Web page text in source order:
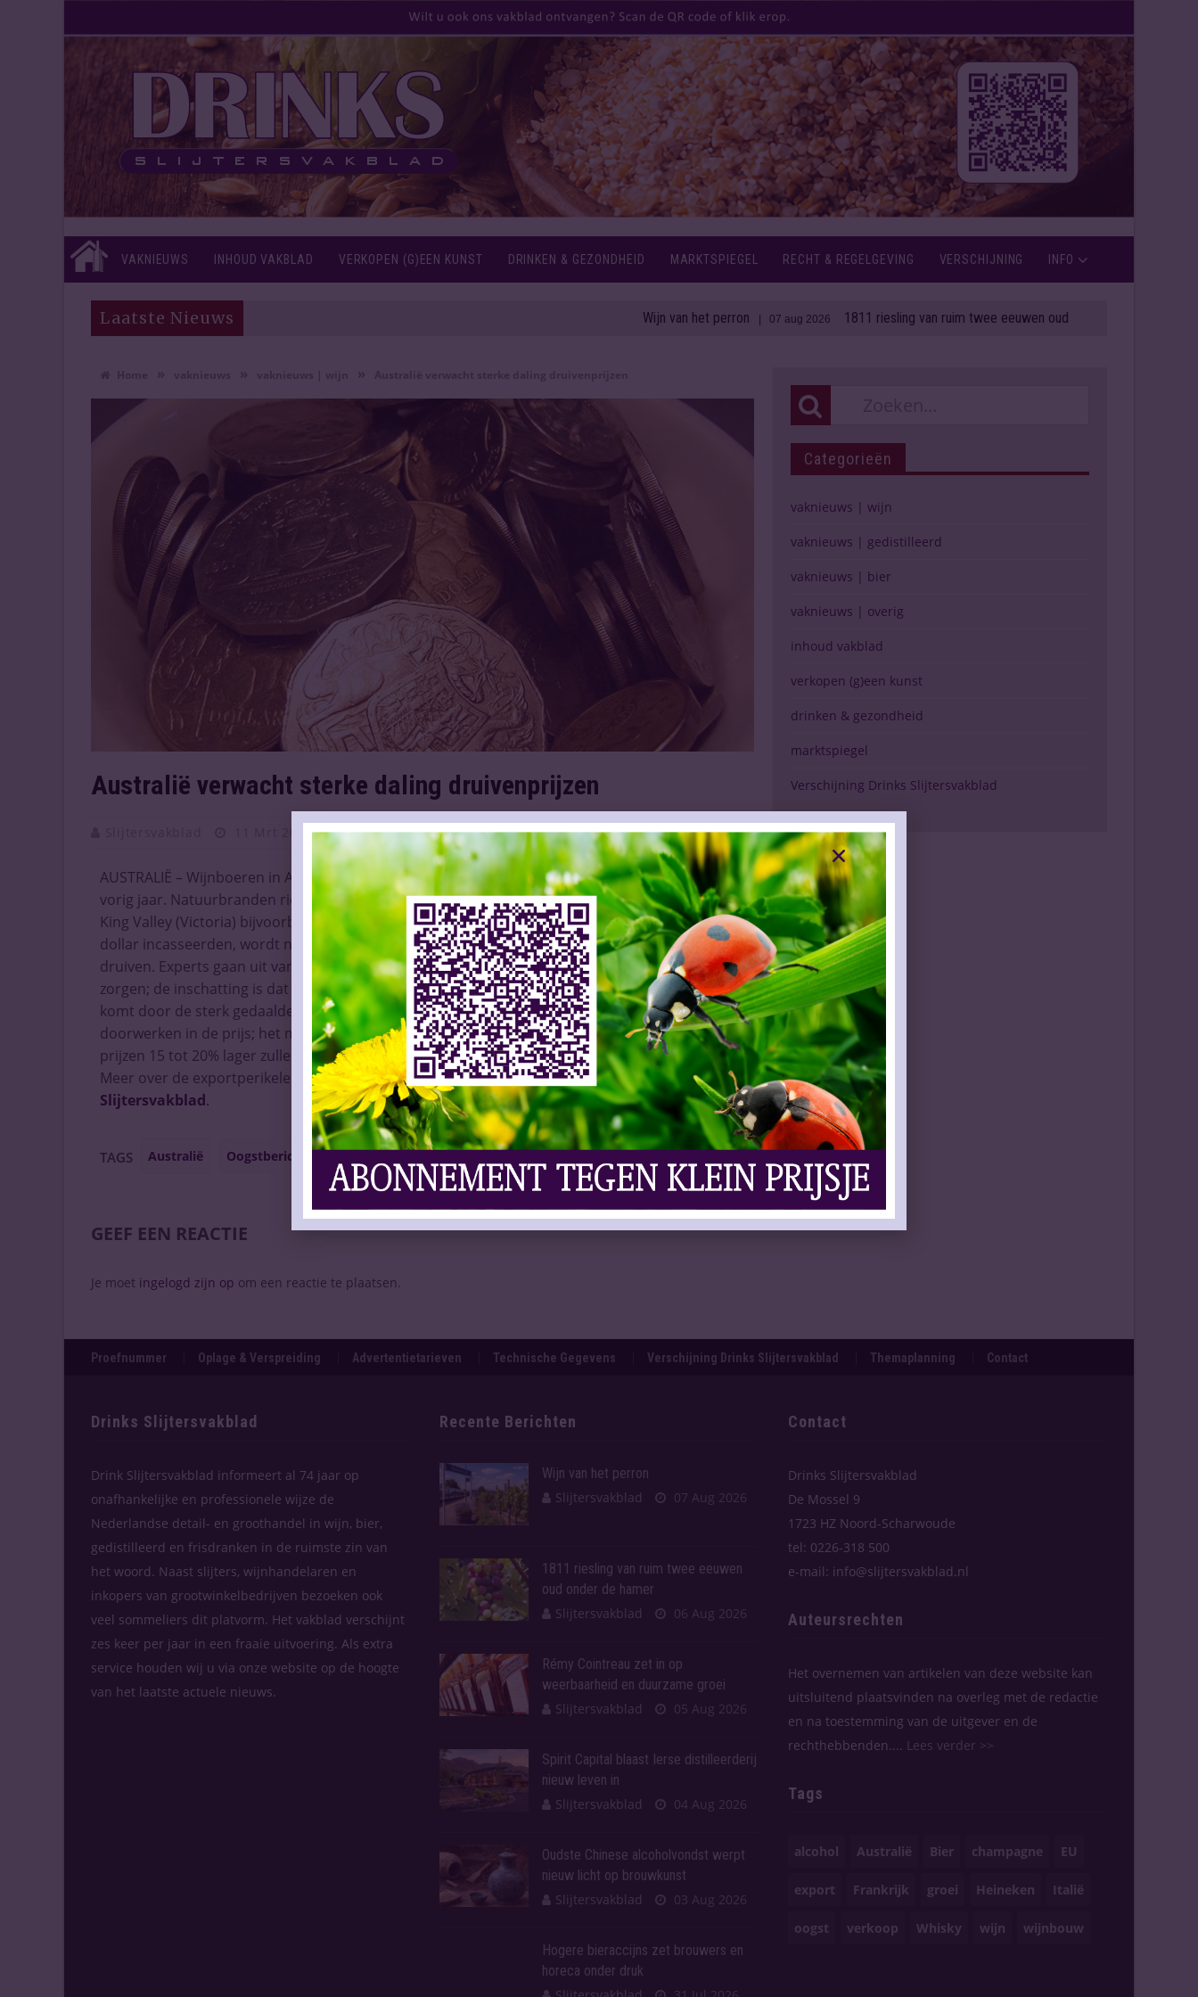
VAKNIEUWS INHOUD VAKBLAD VERKOPEN (G)EEN KUNST DRINKEN & GEZONDHEID MARKTSPIEGEL RECHT & REGELGEVING VERSCHIJNING INFO
Laatste Nieuws Wijn van het perron| 07 aug 2026 1811 riesling van ruim twee eeuwen oud onder de hamer
Australië verwacht sterke daling druivenprijzen
11 Mrt 2021 Vaknieuws | Wijn Laat Uw Reactie Achter
AUSTRALIË – Wijnboeren in Australië zijn het oogstseizoen een stuk positiever in gegaan dan
vorig jaar. Natuurbranden richtten toen veel schade aan, maar 2021 is het jaar van herstel. In
King Valley (Victoria) bijvoorbeeld, waar ze vorig jaar nog een omzetverlies van ruim 50 miljoen
dollar incasseerden, wordt nu gesproken over een mooie, frisse, schone oogst met gezonde
druiven. Experts gaan uit van een volumestijging van 3% ten opzichte van 2020. Toch zijn er ook
zorgen; de inschatting is dat de boeren minder centen voor hun druiven zullen vangen. Dat
komt door de sterk gedaalde wijnexport naar China. De diplomatieke ruzie zal nog lang
doorwerken in de prijs; het ministerie van Landbouw denkt dat de komende vier, vijf jaar de
prijzen 15 tot 20% lager zullen liggen dan in 2019/2020.
Meer over de exportperikelen Down Under in deeerstvolgende editie van Drinks
Slijtersvakblad.
TAGS Australië Oogstbericht prijsdaling ruzie China
GEEF EEN REACTIE
Je moet ingelogd zijn op om een reactie te plaatsen.
Categorieën
vaknieuws | wijn
vaknieuws | gedistilleerd
vaknieuws | bier
vaknieuws | overig
inhoud vakblad
verkopen (g)een kunst
drinken & gezondheid
marktspiegel
Verschijning Drinks Slijtersvakblad
Proefnummer Oplage & Verspreiding Advertentietarieven Technische Gegevens Verschijning Drinks Slijtersvakblad Themaplanning Contact
Drinks Slijtersvakblad
Drink Slijtersvakblad informeert al 74 jaar op
onafhankelijke en professionele wijze de
Nederlandse detail- en groothandel in wijn, bier,
gedistilleerd en frisdranken in de ruimste zin van
het woord. Naast slijters, wijnhandelaren en
inkopers van grootwinkelbedrijven bezoeken ook
veel sommeliers dit platvorm. Het vakblad verschijnt
zes keer per jaar in een fraaie uitvoering. Als extra
service houden wij u via onze website op de hoogte
van het laatste actuele nieuws.
Recente Berichten
Wijn van het perron
Slijtersvakblad
07 Aug 2026
1811 riesling van ruim twee eeuwen
oud onder de hamer
Slijtersvakblad
06 Aug 2026
Rémy Cointreau zet in op
weerbaarheid en duurzame groei
Slijtersvakblad
05 Aug 2026
Spirit Capital blaast Ierse distilleerderij
nieuw leven in
Slijtersvakblad
04 Aug 2026
Oudste Chinese alcoholvondst werpt
nieuw licht op brouwkunst
Slijtersvakblad
03 Aug 2026
Hogere bieraccijns zet brouwers en
horeca onder druk
Contact
Drinks Slijtersvakblad
De Mossel 9
1723 HZ Noord-Scharwoude
tel: 0226-318 500
e-mail: info@slijtersvakblad.nl
Auteursrechten
Het overnemen van artikelen van deze website kan
uitsluitend plaatsvinden na overleg met de redactie
en na toestemming van de uitgever en de
rechthebbenden.... Lees verder >>
Tags
alcohol Australië Bier champagne EU
export Frankrijk groei Heineken Italië
oogst verkoop Whisky wijn wijnbouw